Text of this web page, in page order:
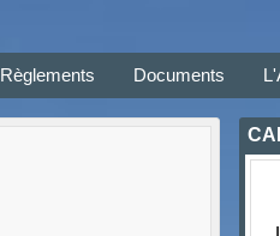
Règlements Documents